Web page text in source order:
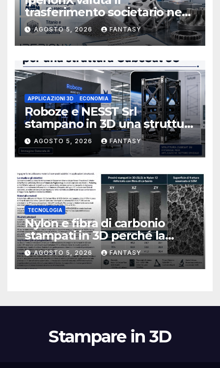
trasferimento societario negli
Stati Uniti e rafforza il board,
ha nominato Michael J.
Loparco amministratore
indipendente non esecutivo
AGOSTO 5, 2026 FANTASY
APPLICAZIONI 3D ECONOMIA
Roboze e NESST Srl
stampano in 3D una struttura
CubeSat 3U in Carbon PEEK
AGOSTO 5, 2026 FANTASY
TECNOLOGIA
Nylon e fibra di carbonio
stampati in 3D perché la
resistenza agli urti dipende
dal processo
AGOSTO 5, 2026 FANTASY
Stampare in 3D